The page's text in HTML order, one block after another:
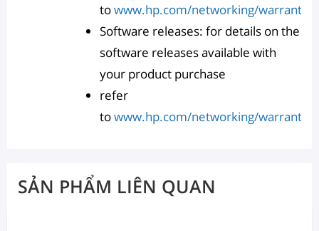
towww.hp.com/networking/
Software releases: for details on the
software releases available with
your product purchase
refer
towww.hp.com/networking/
SẢN PHẨM LIÊN QUAN